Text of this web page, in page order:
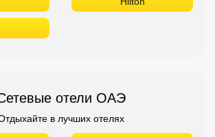
отели ОАЭ
в лучших отелях